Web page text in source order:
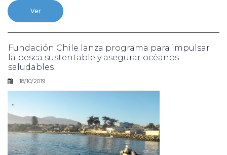
Ver
Fundación Chile lanza programa para impulsar
la pesca sustentable y asegurar océanos
saludables
18/10/2019